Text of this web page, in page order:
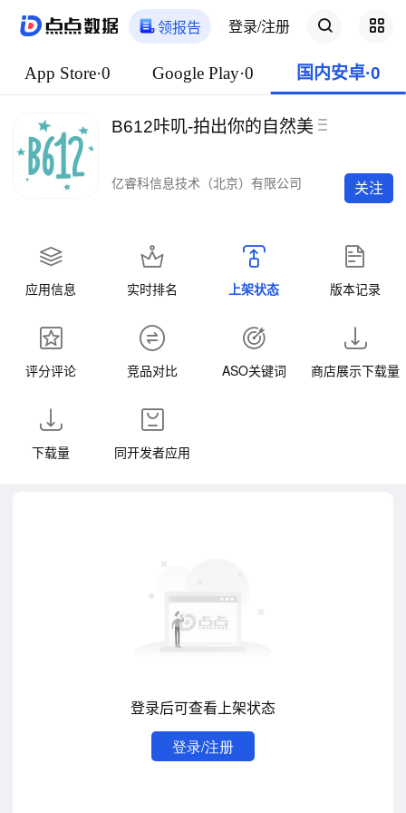
领报告 登录/注册
App Store·0 Google Play·0 国内安卓·0
B612咔叽-拍出你的自然美
亿睿科信息技术（北京）有限公司 关注
应用信息 实时排名 上架状态 版本记录
评分评论 竞品对比 ASO关键词 商店展示下载量
下载量 同开发者应用
登录后可查看上架状态
登录/注册